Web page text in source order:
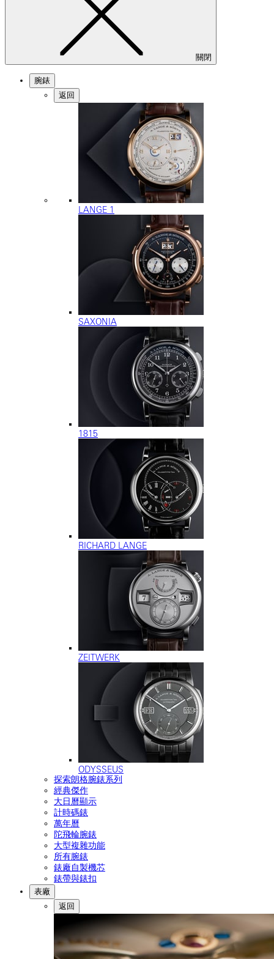
關閉
腕錶
返回
LANGE 1
SAXONIA
1815
RICHARD LANGE
ZEITWERK
ODYSSEUS
探索朗格腕錶系列
經典傑作
大日曆顯示
計時碼錶
萬年曆
陀飛輪腕錶
大型複雜功能
所有腕錶
錶廠自製機芯
錶帶與錶扣
表廠
返回